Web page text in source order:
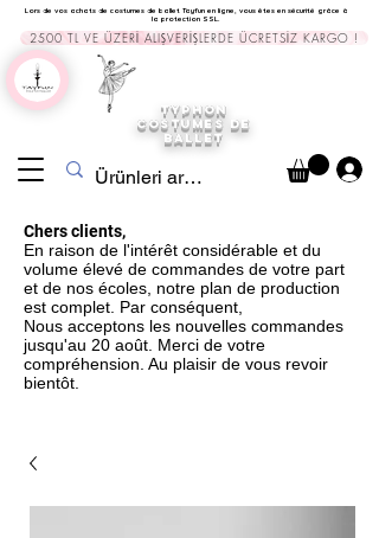
Lors de vos achats de costumes de ballet Tayfun en ligne, vous êtes en sécurité grâce à
la protection SSL.
2500 TL VE ÜZERİ ALIŞVERİŞLERDE ÜCRETSİZ KARGO !
TYPHON
COSTUMES DE
BALLET
Chers clients,
En raison de l'intérêt considérable et du
volume élevé de commandes de votre part
et de nos écoles, notre plan de production
est complet. Par conséquent,
Nous acceptons les nouvelles commandes
jusqu'au 20 août. Merci de votre
compréhension. Au plaisir de vous revoir
bientôt.